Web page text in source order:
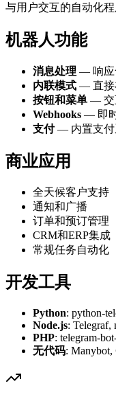
与用户交互的自动化程
机器人功能
消息处理 — 响应
内联模式 — 直接
按钮和菜单 — 交
Webhooks — 即
支付— 内置支付
商业应用
全天候客户支持
通知和广播
订单和预订管理
CRM和ERP集成
常规任务自动化
开发工具
Python: python-
Node.js: Telegraf,
PHP: telegram-
无代码: Manybot,